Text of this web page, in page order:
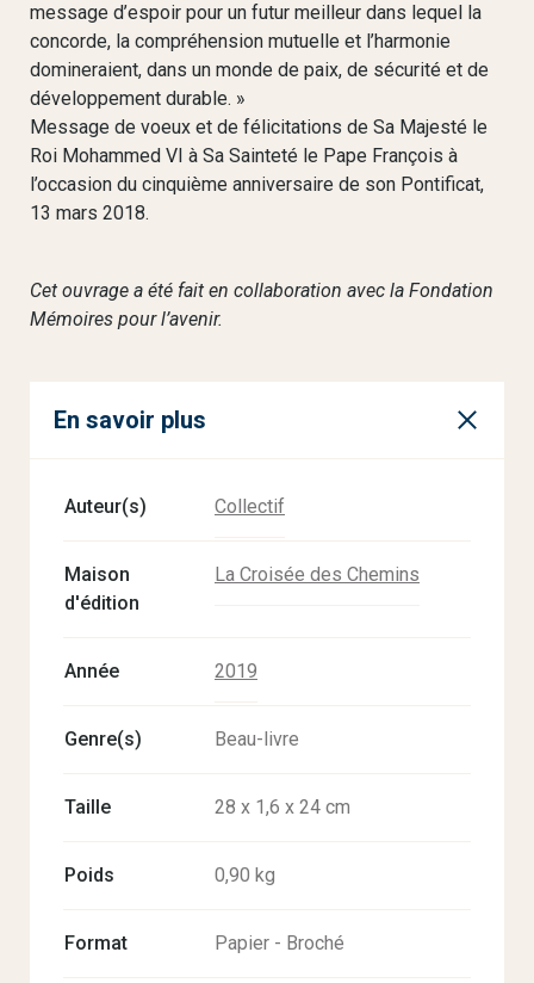
message d’espoir pour un futur meilleur dans lequel la
concorde, la compréhension mutuelle et l’harmonie
domineraient, dans un monde de paix, de sécurité et de
développement durable. »
Message de voeux et de félicitations de Sa Majesté le
Roi Mohammed VI à Sa Sainteté le Pape François à
l’occasion du cinquième anniversaire de son Pontificat,
13 mars 2018.
Cet ouvrage a été fait en collaboration avec la Fondation
Mémoires pour l’avenir.
En savoir plus
Auteur(s) Collectif
Maison
d'édition
La Croisée des Chemins
Année 2019
Genre(s) Beau-livre
Taille 28 x 1,6 x 24 cm
Poids 0,90 kg
Format Papier - Broché